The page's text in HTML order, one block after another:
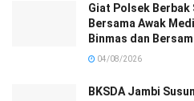
Giat Polsek
Bersama Awak
Binmas dan
04/08/2026
BKSDA Jambi